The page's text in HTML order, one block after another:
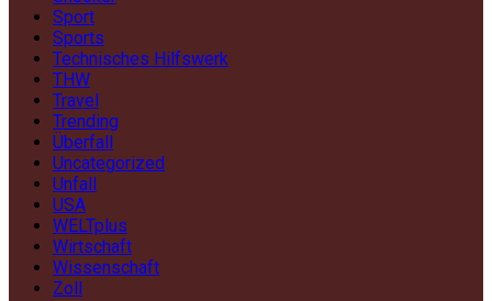
Sport
Sports
Technisches Hilfswerk
THW
Travel
Trending
Überfall
Uncategorized
Unfall
USA
WELTplus
Wirtschaft
Wissenschaft
Zoll